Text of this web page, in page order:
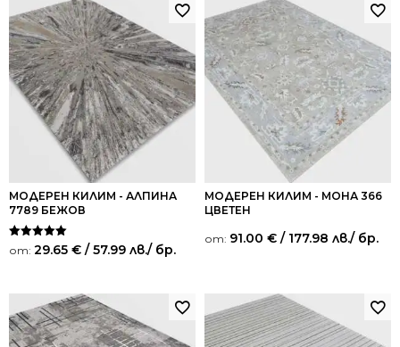
МОДЕРЕН КИЛИМ - АЛПИНА
7789 БЕЖОВ
Оценено на
5.00
от: 29.65 € / 57.99 лв./ бр.
МОДЕРЕН КИЛИМ - МОНА 366
ЦВЕТЕН
от: 91.00 € / 177.98 лв./ бр.